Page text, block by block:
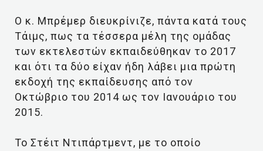
Ο κ. Μπρέμερ διευκρίνιζε, πάντα κατά τους
Τάιμς, πως τα τέσσερα μέλη της ομάδας
των εκτελεστών εκπαιδεύθηκαν το 2017
και ότι τα δύο είχαν ήδη λάβει μια πρώτη
εκδοχή της εκπαίδευσης από τον
Οκτώβριο του 2014 ως τον Ιανουάριο του
2015.
Το Στέιτ Ντιπάρτμεντ, με το οποίο